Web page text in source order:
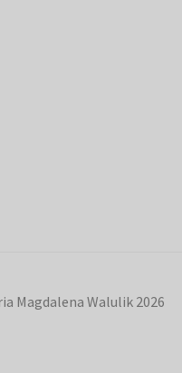
Magdalena Walulik 2026